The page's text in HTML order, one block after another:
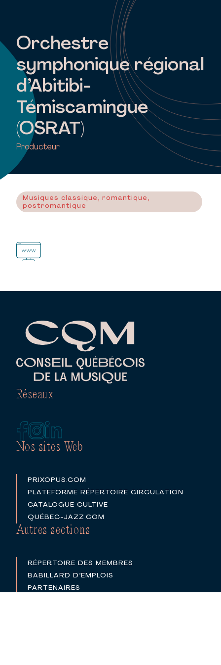
Orchestre
symphonique régional
d’Abitibi-
Témiscamingue
(OSRAT)
Producteur
Musiques classique, romantique,
postromantique
Nos sites Web
PRIXOPUS.COM
PLATEFORME RÉPERTOIRE CIRCULATION
CATALOGUE CULTIVE
QUÉBEC-JAZZ.COM
Autres sections
RÉPERTOIRE DES MEMBRES
BABILLARD D’EMPLOIS
PARTENAIRES
Réseaux